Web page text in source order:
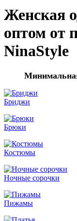
Женская
оптом от
NinaStyle
Бриджи
Брюки
Костюмы
Ночные сорочки
Пижамы